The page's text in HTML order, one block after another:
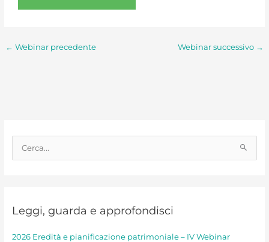
← Webinar precedente Webinar successivo →
aLeggi, guarda e approfondisci
2026 Eredità e pianificazione patrimoniale – IV Webinar